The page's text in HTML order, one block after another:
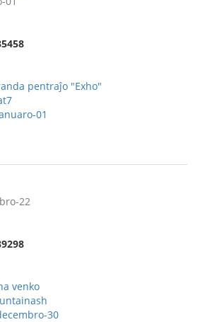
pentraĵo "Exho"
01
22
venko
30